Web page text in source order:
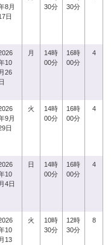
8月
日
30分
30分
10
月26
月
14時
00分
16時
00分
4
9月
日
火
14時
00分
16時
00分
4
10
月4日
日
14時
00分
16時
00分
4
10
月13
火
10時
30分
12時
30分
8